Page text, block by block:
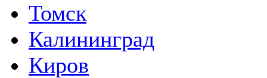
Томск
Калининград
Киров